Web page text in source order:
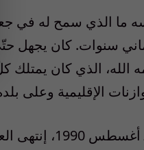
ما الذي سمح له في
سنوات. كان يجهل
الله، الذي كان
الإقليمية وعلى
في الثاني من